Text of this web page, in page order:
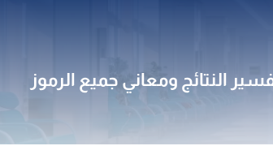
النتائج ومعاني جميع الرموز